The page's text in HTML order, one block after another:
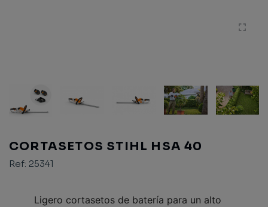
CORTASETOS STIHL HSA 40
Ref: 25341
Ligero cortasetos de batería para un alto